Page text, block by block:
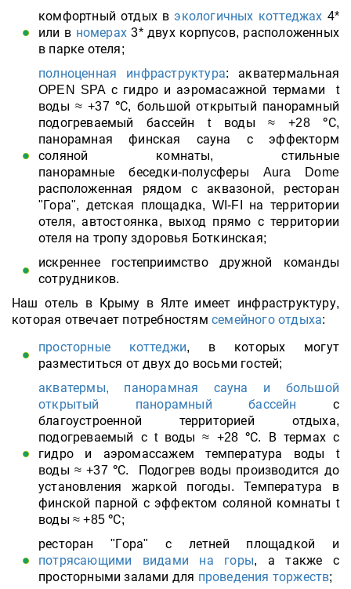
комфортный отдых вэкологичных коттеджах 4*
или в номерах3* двух корпусов, расположенных
в парке отеля;
полноценная инфраструктура: акватермальная
OPEN SPA с гидро и аэромасажной термами
t
воды ≈+37 °С, большой открытый панорамный
подогреваемый бассейн t воды≈ +28°С,
панорамная финская сауна с эффекторм
соляной комнаты, стильные
панорамные беседки-полусферы Aura Dome
расположенная рядом с аквазоной, ресторан
"Гора", детская площадка, WI-FI на территории
отеля, автостоянка, выход прямо с территории
отеля на тропу здоровья Боткинская;
искреннее гостеприимство дружной команды
сотрудников.
Наш отель в Крыму в Ялте имеет инфраструктуру,
которая отвечает потребностям семейного отдыха:
просторные коттеджи, в которых могут
разместиться от двух до восьми гостей;
акватермы, панорамная сауна и большой
открытый панорамный бассейн с
благоустроенной территорией отдыха,
подогреваемый с t воды≈ +28°С. В термах с
гидро и аэромассажем температура воды t
воды ≈+37 °С. Подогрев воды производится до
установления жаркой погоды. Температура в
финской парной с эффектом соляной комнаты t
воды ≈+85 °С;
ресторан "Гора" с летней площадкой и
потрясающими видами на горы, а также с
просторными залами для проведения торжеств;